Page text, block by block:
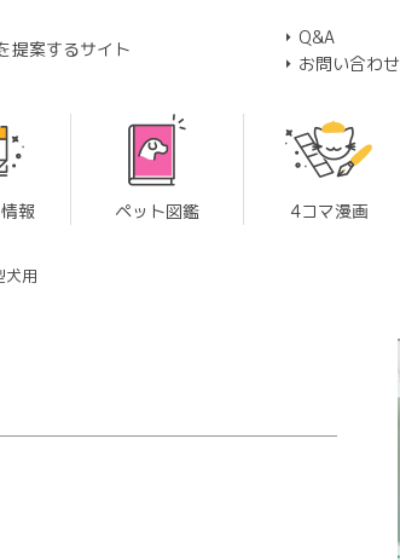
提案するサイト
Q&A
お問い合わせ
報 ペット図鑑 4コマ漫画
用